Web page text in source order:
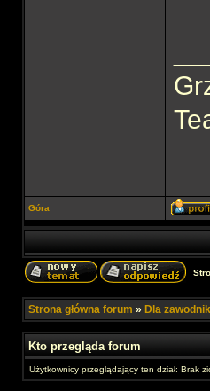
Góra
Strona główna forum » Dla
Kto przegląda forum
Użytkownicy przeglądający ten dział: Brak